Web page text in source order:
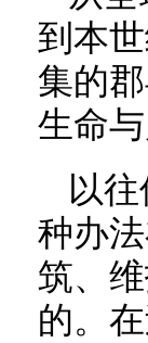
到本
集的
生命
以
种办
筑、
的。